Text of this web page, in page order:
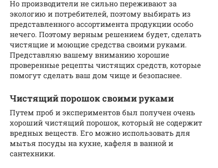
Но производители не сильно переживают за
экологию и потребителей, поэтому выбирать из
представленного ассортимента продукции особо
нечего. Поэтому верным решением будет, сделать
чистящие и моющие средства своими руками.
Представляю вашему вниманию хорошие
проверенные рецепты чистящих средств, которые
помогут сделать ваш дом чище и безопаснее.
Чистящий порошок своими руками
Путем проб и экспериментов был получен очень
хороший чистящий порошок, который не содержит
вредных веществ. Его можно использовать для
мытья посуды на кухне, кафеля в ванной и
сантехники.